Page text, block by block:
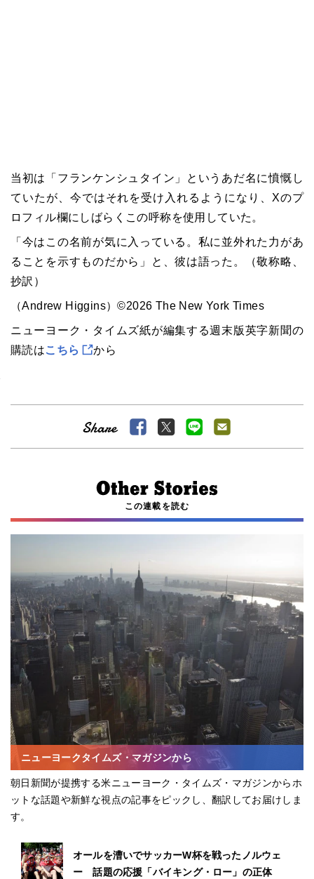
当初は「フランケンシュタイン」というあだ名に憤慨し
ていたが、今ではそれを受け入れるようになり、Xのプ
ロフィル欄にしばらくこの呼称を使用していた。
「今はこの名前が気に入っている。私に並外れた力があ
ることを示すものだから」と、彼は語った。（敬称略、
抄訳）
（Andrew Higgins）©2026 The New York Times
ニューヨーク・タイムズ紙が編集する週末版英字新聞の
購読はこちら から
この連載を読む
ニューヨークタイムズ・マガジンから
朝日新聞が提携する米ニューヨーク・タイムズ・マガジンからホ
ットな話題や新鮮な視点の記事をピックし、翻訳してお届けしま
す。
オールを漕いでサッカーW杯を戦ったノルウェ
ー 話題の応援「バイキング・ロー」の正体